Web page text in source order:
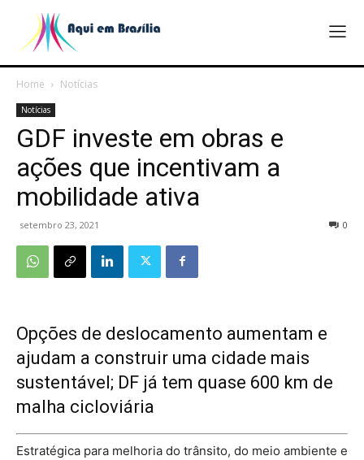
Home Notícias
Notícias
GDF investe em obras e
ações que incentivam a
mobilidade ativa
setembro 23, 2021 0
Opções de deslocamento aumentam e
ajudam a construir uma cidade mais
sustentável; DF já tem quase 600 km de
malha cicloviária
Estratégica para melhoria do trânsito, do meio ambiente e